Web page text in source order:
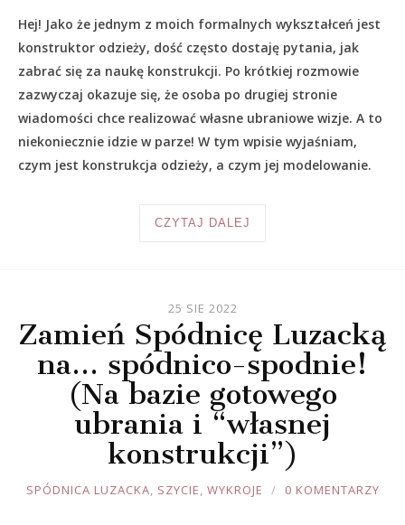
Hej! Jako że jednym z moich formalnych wykształceń jest
konstruktor odzieży, dość często dostaję pytania, jak
zabrać się za naukę konstrukcji. Po krótkiej rozmowie
zazwyczaj okazuje się, że osoba po drugiej stronie
wiadomości chce realizować własne ubraniowe wizje. A to
niekoniecznie idzie w parze! W tym wpisie wyjaśniam,
czym jest konstrukcja odzieży, a czym jej modelowanie.
CZYTAJ DALEJ
25 SIE 2022
Zamień Spódnicę Luzacką
na… spódnico-spodnie!
(Na bazie gotowego
ubrania i “własnej
konstrukcji”)
JOULE
SPÓDNICA LUZACKA, SZYCIE, WYKROJE 0 KOMENTARZY